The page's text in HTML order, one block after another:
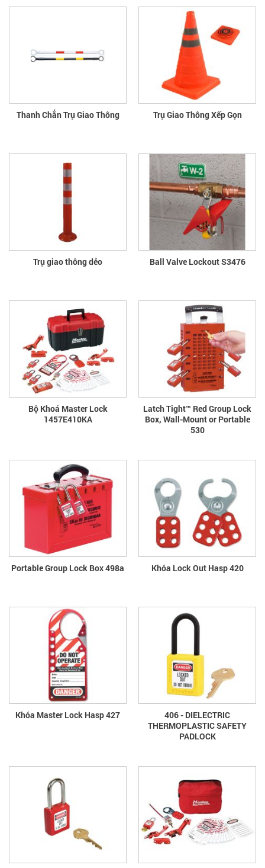
Thanh Chắn Trụ Giao Thông Trụ Giao Thông Xếp Gọn
Trụ giao thông dẻo Ball Valve Lockout S3476
Bộ Khoá Master Lock
1457E410KA
Latch Tight™ Red Group Lock
Box, Wall-Mount or Portable
530
Portable Group Lock Box 498a Khóa Lock Out Hasp 420
Khóa Master Lock Hasp 427
406 - DIELECTRIC
THERMOPLASTIC SAFETY
PADLOCK